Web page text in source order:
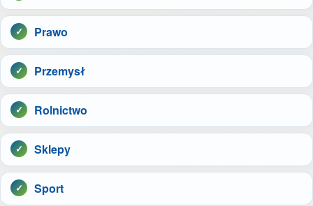
Prawo
Przemysł
Rolnictwo
Sklepy
Sport